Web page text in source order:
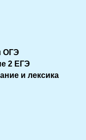
ОГЭ
2 ЕГЭ
и лексика